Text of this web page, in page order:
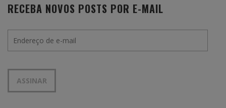
RECEBA NOVOS POSTS POR E-MAIL
de
ASSINAR